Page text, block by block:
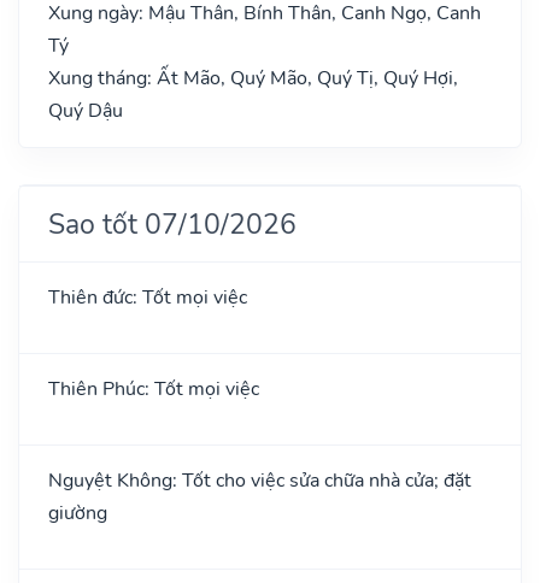
Xung ngày: Mậu Thân, Bính Thân, Canh Ngọ, Canh
Tý
Xung tháng: Ất Mão, Quý Mão, Quý Tị, Quý Hợi,
Quý Dậu
Sao tốt 07/10/2026
Thiên đức: Tốt mọi việc
Thiên Phúc: Tốt mọi việc
Nguyệt Không: Tốt cho việc sửa chữa nhà cửa; đặt
giường